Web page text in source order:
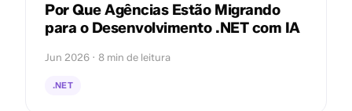
Por Que Agências Estão Migrando
para o Desenvolvimento .NET com IA
Jun 2026 · 8 min de leitura
.NET